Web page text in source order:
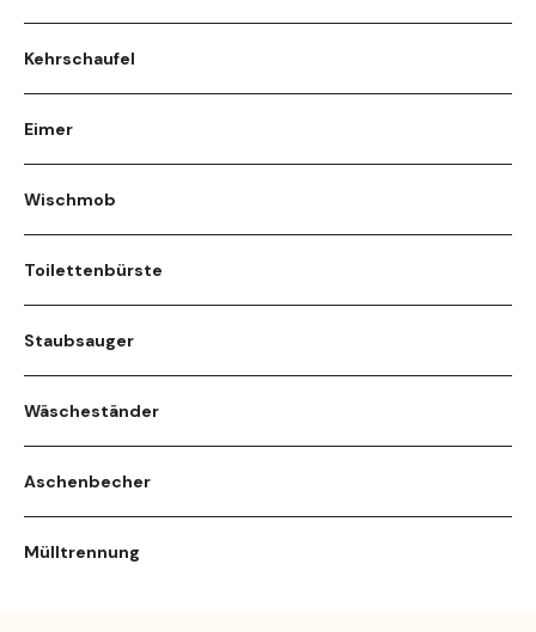
Kehrschaufel
Eimer
Wischmob
Toilettenbürste
Staubsauger
Wäscheständer
Aschenbecher
Mülltrennung